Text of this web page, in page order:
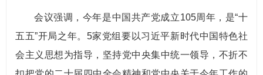
会议强调，今年是中国共产党成立105周年，是“十
五五”开局之年。5家党组要以习近平新时代中国特色社
会主义思想为指导，坚持党中央集中统一领导，不折不